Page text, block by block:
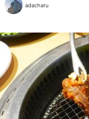
adacharu